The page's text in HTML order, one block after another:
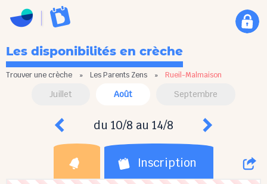
Les disponibilités en crèche
Trouver une crèche » Les Parents Zens » Rueil-Malmaison
Juillet Août Septembre
du 10/8 au 14/8
Inscription